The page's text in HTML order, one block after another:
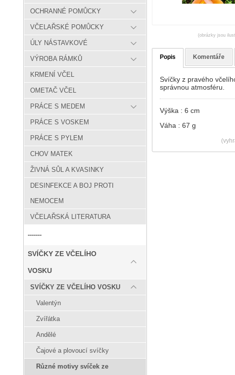
OCHRANNÉ POMŮCKY
VČELAŘSKÉ POMŮCKY
ÚLY NÁSTAVKOVÉ
VÝROBA RÁMKŮ
KRMENÍ VČEL
OMETAČ VČEL
PRÁCE S MEDEM
PRÁCE S VOSKEM
PRÁCE S PYLEM
CHOV MATEK
ŽIVNÁ SŮL A KVASINKY
DESINFEKCE A BOJ PROTI
NEMOCEM
VČELAŘSKÁ LITERATURA
-------
SVÍČKY ZE VČELÍHO
VOSKU
SVÍČKY ZE VČELÍHO VOSKU
Valentýn
Zvířátka
Andělé
Čajové a plovoucí svíčky
Různé motivy svíček ze
(obrázky jsou
Popis Komentáře
Svíčky z pravého
správnou atmosféru.
Výška : 6 cm
Váha : 67 g